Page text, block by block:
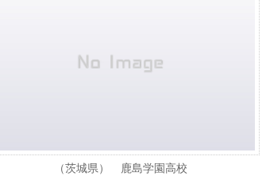
（茨城県） 鹿島学園高校